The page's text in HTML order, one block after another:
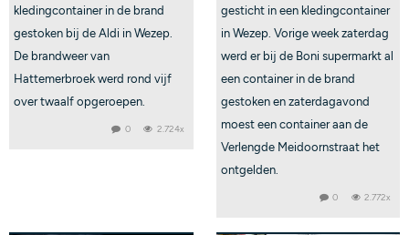
kledingcontainer in de brand
gestoken bij de Aldi in Wezep.
De brandweer van
Hattemerbroek werd rond vijf
over twaalf opgeroepen.
0 2.724x
gesticht in een kledingcontainer
in Wezep. Vorige week zaterdag
werd er bij de Boni supermarkt al
een container in de brand
gestoken en zaterdagavond
moest een container aan de
Verlengde Meidoornstraat het
ontgelden.
0 2.772x